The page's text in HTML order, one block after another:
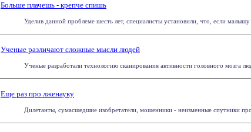
Больше плачешь - крепче спишь
Уделив данной проблеме шесть лет, специалисты установили, что, если
Ученые различают сложные мысли людей
Ученые разработали технологию сканирования активности головного мозга
Еще раз про лженауку
Дилетанты, сумасшедшие изобретатели, мошенники - неизменные спутники